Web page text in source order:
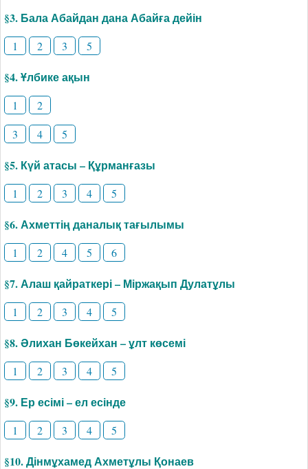
§3. Бала Абайдан дана Абайға дейін
1 2 3 5
§4. Ұлбике ақын
1
2
3
4 5
§5. Күй атасы – Құрманғазы
1 2 3 4 5
§6. Ахметтің даналық тағылымы
1 2 4 5 6
§7. Алаш қайраткері – Міржақып Дулатұлы
1 2 3 4 5
§8. Әлихан Бөкейхан – ұлт көсемі
1 2 3 4 5
§9. Ер есімі – ел есінде
1 2 3 4 5
§10. Дінмұхамед Ахметұлы Қонаев